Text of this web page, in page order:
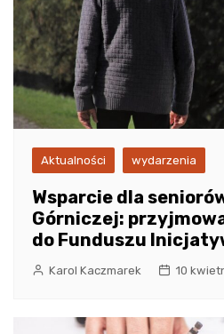
Aktualności wydarzenia
Wsparcie dla
Górniczej:
do Funduszu
Karol Kaczmarek 10